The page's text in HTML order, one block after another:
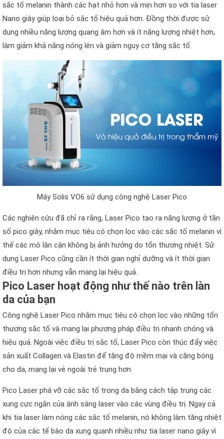
sắc tố melanin thành các hạt nhỏ hơn và mịn hơn so với tia laser
Nano giây giúp loại bỏ sắc tố hiệu quả hơn. Đồng thời được sử
dụng nhiều năng lượng quang âm hơn và ít năng lượng nhiệt hơn,
làm giảm khả năng nóng lên và giảm nguy cơ tăng sắc tố.
Máy Solis VO6 sử dụng công nghệ Laser Pico
Các nghiên cứu đã chỉ ra rằng, Laser Pico tạo ra năng lượng ở tần
số pico giây, nhắm mục tiêu có chọn lọc vào các sắc tố melanin vì
thế các mô lân cận không bị ảnh hưởng do tổn thương nhiệt. Sử
dụng Laser Pico cũng cần ít thời gian nghỉ dưỡng và ít thời gian
điều trị hơn nhưng vẫn mang lại hiệu quả.
Pico Laser hoạt động như thế nào trên làn
da của bạn
Công nghệ Laser Pico nhắm mục tiêu có chọn lọc vào những tổn
thương sắc tố và mang lại phương pháp điều trị nhanh chóng và
hiệu quả. Ngoài việc điều trị sắc tố, Laser Pico còn thúc đẩy việc
sản xuất Collagen và Elastin để tăng độ mềm mại và căng bóng
cho da, mang lại vẻ ngoài trẻ trung hơn.
Pico Laser phá vỡ các sắc tố trong da bằng cách tập trung các
xung cực ngắn của ánh sáng laser vào các vùng điều trị. Ngay cả
khi tia laser làm nóng các sắc tố melanin, nó không làm tăng nhiệt
độ của các tế bào da xung quanh nhiều như tia laser nano giây vì